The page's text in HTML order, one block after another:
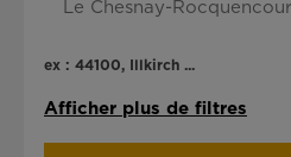
ex : 44100, Illkirch ...
Afficher plus de filtres